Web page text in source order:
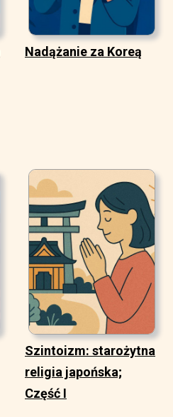
Nadążanie za Koreą
Szintoizm: starożytna
religia japońska;
Część I